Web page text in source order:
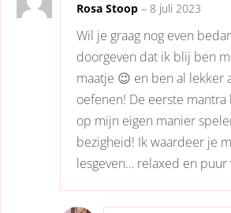
Rosa Stoop – 8 juli 2023
Wil je graag nog even
doorgeven dat ik blij ben
maatje 😉 en ben al lekker
oefenen! De eerste
op mijn eigen manier
bezigheid! Ik waardeer je
lesgeven… relaxed en puur